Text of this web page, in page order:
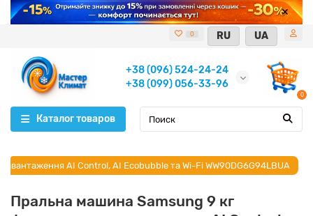
0 RU UA
+38 (096) 524-24-24
+38 (099) 056-33-96
0
Каталог товаров
AI Control, AI Ecobubble та Wi-Fi WW90DG6G94LBUA
Пральна машина Samsung 9 кг